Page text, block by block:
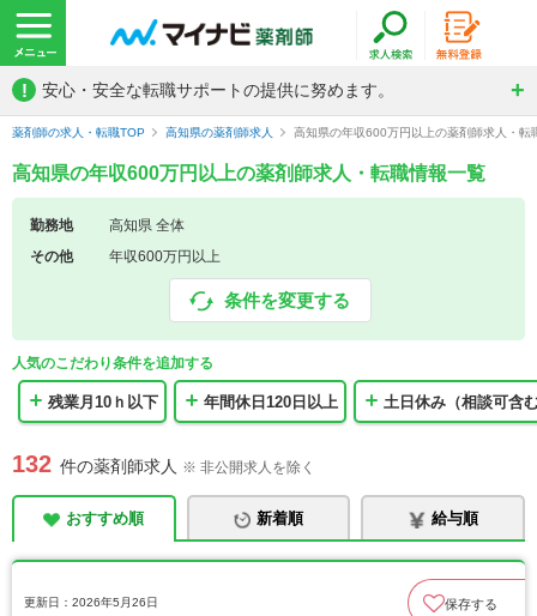
! 安心・安全な転職サポートの提供に努めます。
薬剤師の求人・転職TOP 高知県の薬剤師求人 高知県の年収600万円以上の薬剤師求人・転
高知県の年収600万円以上の薬剤師求人・転職情報一覧
勤務地
高知県 全体
その他
年収600万円以上
条件を変更する
人気のこだわり条件を追加する
残業月10ｈ以下 年間休日120日以上 土日休み（相談可含
132 件の薬剤師求人 ※ 非公開求人を除く
おすすめ順 新着順 給与順
更新日：2026年5月26日 保存する